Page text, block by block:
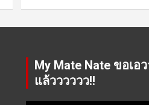
My Mate Nate ขอเอ
แล้วววววว!!